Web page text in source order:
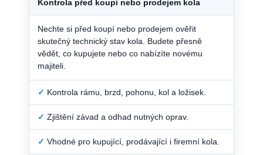
Kontrola před koupí nebo prodejem kola
Nechte si před koupí nebo prodejem ověřit
skutečný technický stav kola. Budete přesně
vědět, co kupujete nebo co nabízíte novému
majiteli.
✓ Kontrola rámu, brzd, pohonu, kol a ložisek.
✓ Zjištění závad a odhad nutných oprav.
✓ Vhodné pro kupující, prodávající i firemní kola.